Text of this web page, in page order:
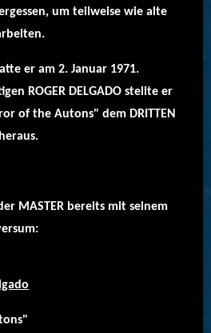
um teilweise wie alte
er am 2. Januar 1971.
ROGER DELGADO stellte er
of the Autons" dem DRITTEN
MASTER bereits mit seinem